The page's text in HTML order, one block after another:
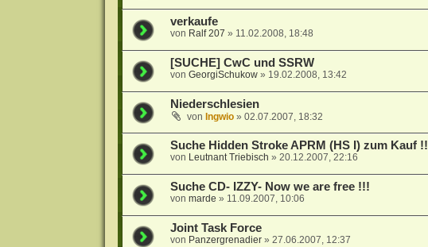
verkaufe
von Ralf 207 » 11.02.2008, 18:48
[SUCHE] CwC und SSRW
von GeorgiSchukow» 19.02.2008, 13:42
Niederschlesien
von Ingwio» 02.07.2007, 18:32
Suche Hidden Stroke APRM (HS I) zum Kauf !!
von Leutnant Triebisch » 20.12.2007, 22:16
Suche CD- IZZY- Now we are free !!!
von marde » 11.09.2007, 10:06
Joint Task Force
von Panzergrenadier» 27.06.2007, 12:37